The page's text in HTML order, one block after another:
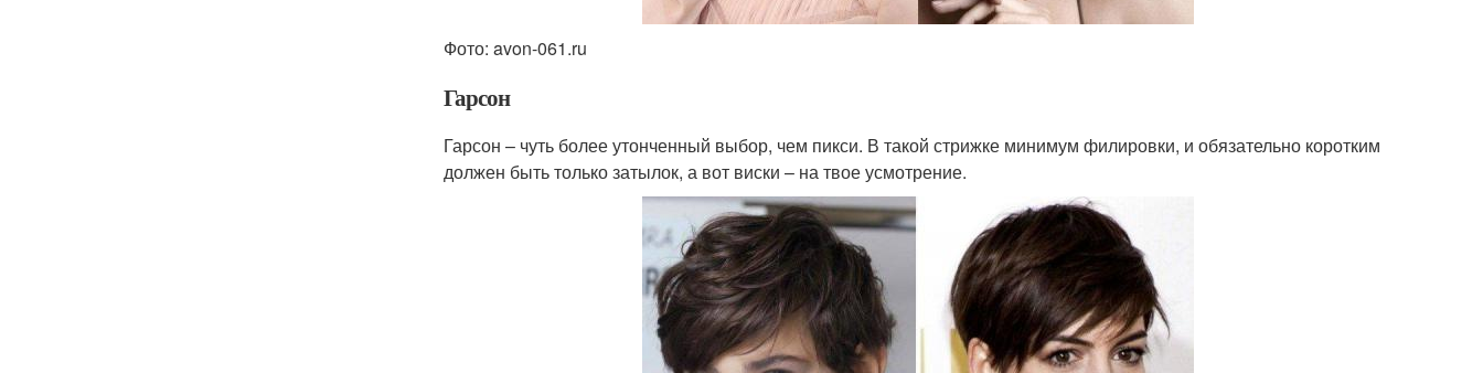
Фото: avon-061.ru
Гарсон
Гарсон – чуть более утонченный выбор, чем пикси. В такой стрижке минимум филировки, и обязательно коротким
должен быть только затылок, а вот виски – на твое усмотрение.